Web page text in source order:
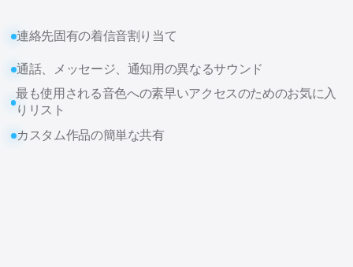
連絡先固有の着信音割り当て
通話、メッセージ、通知用の異なるサウンド
最も使用される音色への素早いアクセスのためのお気に入
りリスト
カスタム作品の簡単な共有